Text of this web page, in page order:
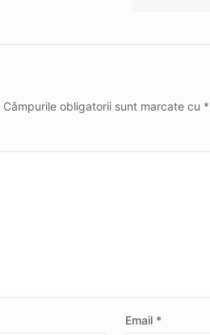
Câmpurile obligatorii sunt marcate cu *
Email *